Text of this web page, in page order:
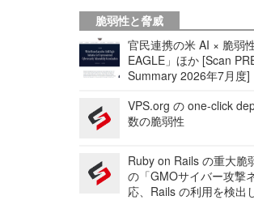
脆弱性と脅威
官民連携の米 AI × 脆弱
EAGLE」ほか [Scan
Summary 2026年7月度]
VPS.org の one-click
数の脆弱性
Ruby on Rails の重大脆
の「GMOサイバー攻撃
応、Rails の利用を検出